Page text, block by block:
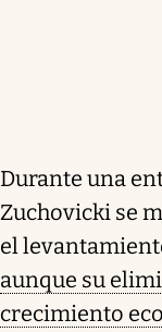
Durante una
Zuchovicki se
el
aunque su
crecimiento